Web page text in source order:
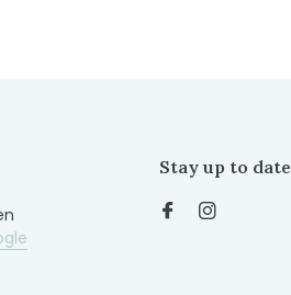
Stay up to date